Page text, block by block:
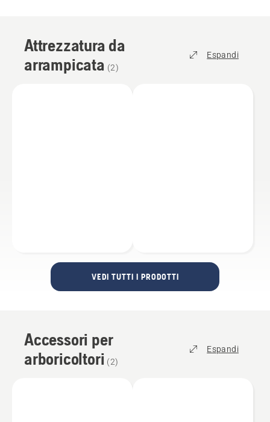
Attrezzatura da
arrampicata (2)
Espandi
VEDI TUTTI I PRODOTTI
Accessori per
arboricoltori (2)
Espandi